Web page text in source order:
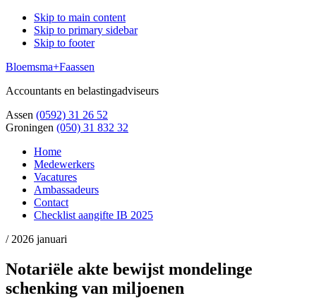
Skip to main content
Skip to primary sidebar
Skip to footer
Bloemsma+Faassen
Accountants en belastingadviseurs
Assen (0592) 31 26 52
Groningen (050) 31 832 32
Home
Medewerkers
Vacatures
Ambassadeurs
Contact
Checklist aangifte IB 2025
/ 2026 januari
Notariële akte bewijst mondelinge
schenking van miljoenen